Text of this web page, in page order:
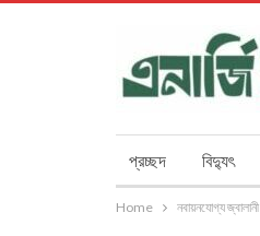
প্রচ্ছদ বিদ্যুৎ
Home নবায়নযোগ্য জ্বালানী